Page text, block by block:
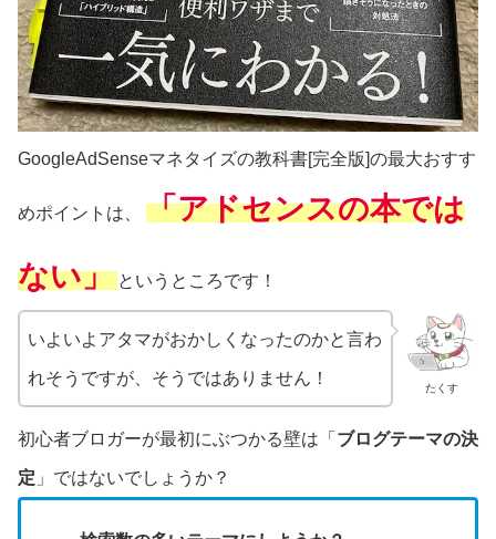
GoogleAdSenseマネタイズの教科書[完全版]の最大おすす
めポイントは、 「アドセンスの本では
ない」 というところです！
たくす
いよいよアタマがおかしくなったのかと言わ
れそうですが、そうではありません！
初心者ブロガーが最初にぶつかる壁は「 ブログテーマの決
定 」ではないでしょうか？